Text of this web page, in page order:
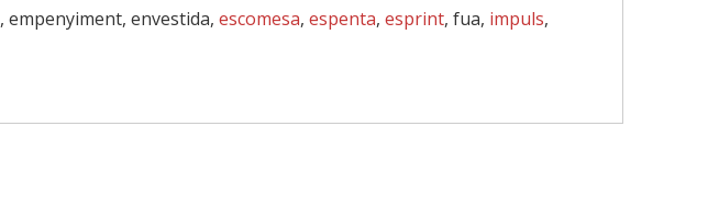
, empenyiment, envestida, escomesa, espenta, esprint, fua, impuls,